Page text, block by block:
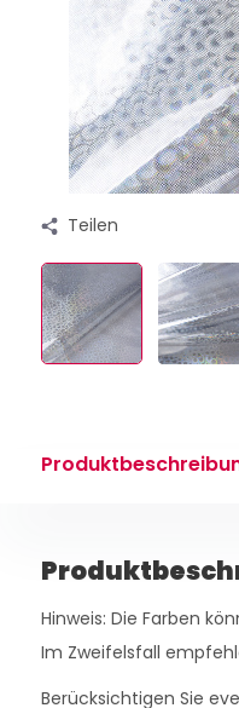
Teilen
Hinweis: Die Farben
Im Zweifelsfall
Berücksichtigen Sie